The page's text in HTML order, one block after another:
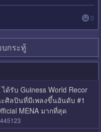
0
กระทู้
ได้รับ Guiness World Recor
ศิลปินที่มีเพลงขึ้นอันดับ #1
MENA มากที่สุด